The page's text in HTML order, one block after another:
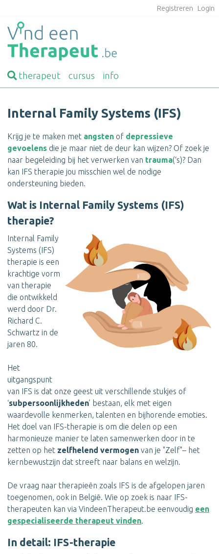
Registreren Login
therapeut cursus info
Internal Family Systems (IFS)
Krijg je te maken met angsten of depressieve
gevoelens die je maar niet de deur kan wijzen? Of zoek je
naar begeleiding bij het verwerken van trauma(‘s)? Dan
kan IFS therapie jou misschien wel de nodige
ondersteuning bieden.
Wat is Internal Family Systems (IFS)
therapie?
Internal Family
Systems (IFS)
therapie is een
krachtige vorm
van therapie
die ontwikkeld
werd door Dr.
Richard C.
Schwartz in de
jaren 80.
Het
uitgangspunt
van IFS is dat onze geest uit verschillende stukjes of
‘subpersoonlijkheden’ bestaan, elk met eigen
waardevolle kenmerken, talenten en bijhorende emoties.
Het doel van IFS-therapie is om die delen op een
harmonieuze manier te laten samenwerken door in te
zetten op het zelfhelend vermogen van je "Zelf"– het
kernbewustzijn dat streeft naar balans en welzijn.
De vraag naar therapieën zoals IFS is de afgelopen jaren
toegenomen, ook in België. Wie op zoek is naar IFS-
therapeuten kan via VindeenTherapeut.be eenvoudig een
gespecialiseerde therapeut vinden.
In detail: IFS-therapie